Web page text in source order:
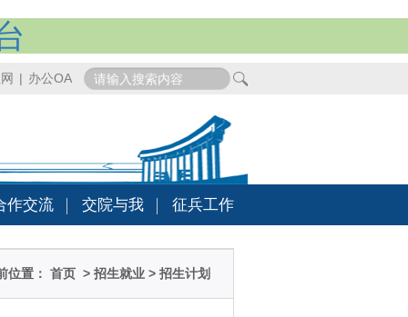
| 办公OA
作交流 交院与我 征兵工作
位置： 首页 > 招生就业 > 招生计划